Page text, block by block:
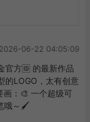
2026-06-22 04:05:09
官方🆔 的最新作品
的LOGO，太有创意
画：🎨 一个超级可
哦～🖌️